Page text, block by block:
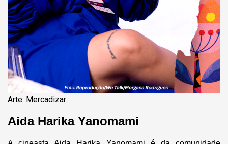
Arte: Mercadizar
Aida Harika Yanomami